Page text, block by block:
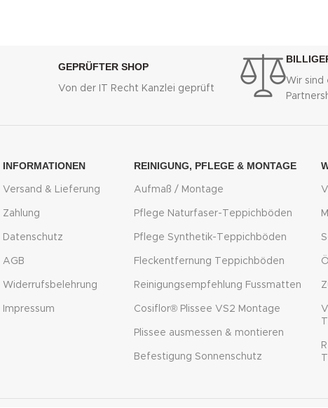
GEPRÜFTER SHOP
Von der IT Recht Kanzlei geprüft
Wir sind
INFORMATIONEN
Versand & Lieferung
Zahlung
Datenschutz
AGB
Widerrufsbelehrung
Impressum
REINIGUNG, PFLEGE & MONTAGE
Aufmaß / Montage
Pflege Naturfaser-Teppichböden
Pflege Synthetik-Teppichböden
Fleckentfernung Teppichböden
Reinigungsempfehlung Fussmatten
Cosiflor® Plissee VS2 Montage
Plissee ausmessen & montieren
Befestigung Sonnenschutz